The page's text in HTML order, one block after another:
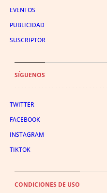
EVENTOS
PUBLICIDAD
SUSCRIPTOR
SÍGUENOS
TWITTER
FACEBOOK
INSTAGRAM
TIKTOK
CONDICIONES DE USO